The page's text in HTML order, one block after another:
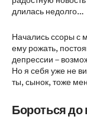
длилась недолго…
Начались ссоры с
ему рожать,
депрессии –
Но я себя уже не
ты, сынок, тоже
Бороться до